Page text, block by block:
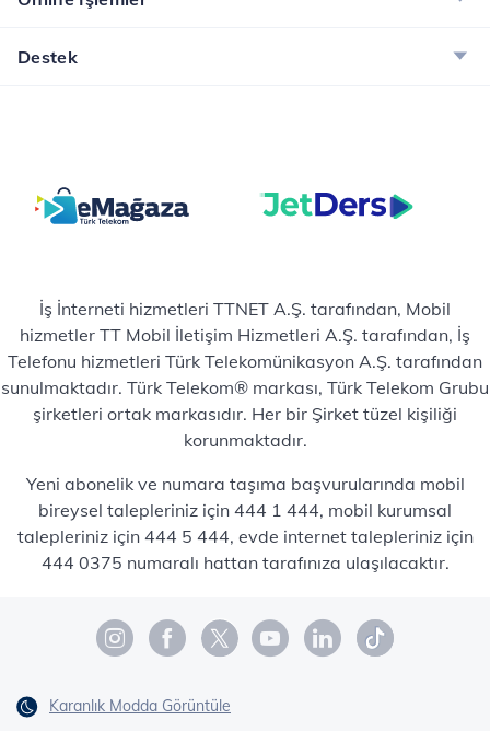
Destek
İş İnterneti hizmetleri TTNET A.Ş. tarafından, Mobil
hizmetler TT Mobil İletişim Hizmetleri A.Ş. tarafından, İş
Telefonu hizmetleri Türk Telekomünikasyon A.Ş. tarafından
sunulmaktadır. Türk Telekom® markası, Türk Telekom Grubu
şirketleri ortak markasıdır. Her bir Şirket tüzel kişiliği
korunmaktadır.
Yeni abonelik ve numara taşıma başvurularında mobil
bireysel talepleriniz için 444 1 444, mobil kurumsal
talepleriniz için 444 5 444, evde internet talepleriniz için
444 0375 numaralı hattan tarafınıza ulaşılacaktır.
Karanlık Modda Görüntüle